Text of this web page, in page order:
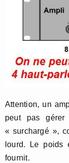
Attention, un
peut pas
« surchargé »,
lourd. Le poids
fournit.